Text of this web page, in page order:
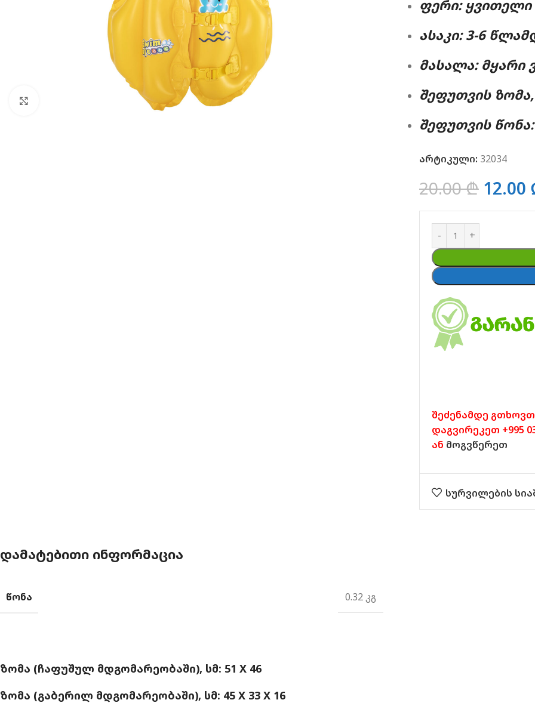
ᲤᲔᲠᲘ: ᲧᲕᲘᲗᲔᲚᲘ
ᲐᲡᲐᲙᲘ: 3-6
ᲛᲐᲡᲐᲚᲐ: ᲛᲧᲐᲠᲘ
ᲨᲔᲤᲣᲗᲕᲘᲡ ᲖᲝᲛᲐ,
ᲨᲔᲤᲣᲗᲕᲘᲡ ᲬᲝᲜᲐ:
არტიკული: 32034
20.00₾ 12.00
შეძენამდე
დაგვირეკეთ +995
ან მოგვწერეთ
სურვილების
ᲓᲐᲛᲐᲢᲔᲑᲘᲗᲘ ᲘᲜᲤᲝᲠᲛᲐᲪᲘᲐ
ᲬᲝᲜᲐ 0.32 კგ
ᲖᲝᲛᲐ (ᲩᲐᲤᲣᲨᲣᲚ ᲛᲓᲒᲝᲛᲐᲠᲔᲝᲑᲐᲨᲘ), ᲡᲛ: 51 X 46
ᲖᲝᲛᲐ (ᲒᲐᲑᲔᲠᲘᲚ ᲛᲓᲒᲝᲛᲐᲠᲔᲝᲑᲐᲨᲘ), ᲡᲛ: 45 X 33 X 16